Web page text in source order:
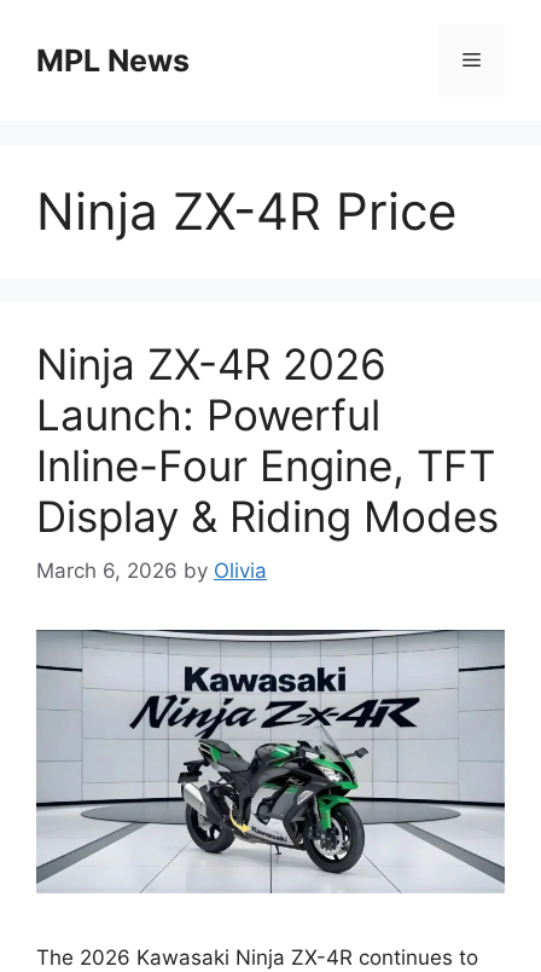
contentMPL News Menu
Ninja ZX-4R Price
Ninja ZX-4R 2026
Launch: Powerful
Inline-Four Engine, TFT
Display & Riding Modes
March 6, 2026 by Olivia
The 2026 Kawasaki Ninja ZX-4R continues to